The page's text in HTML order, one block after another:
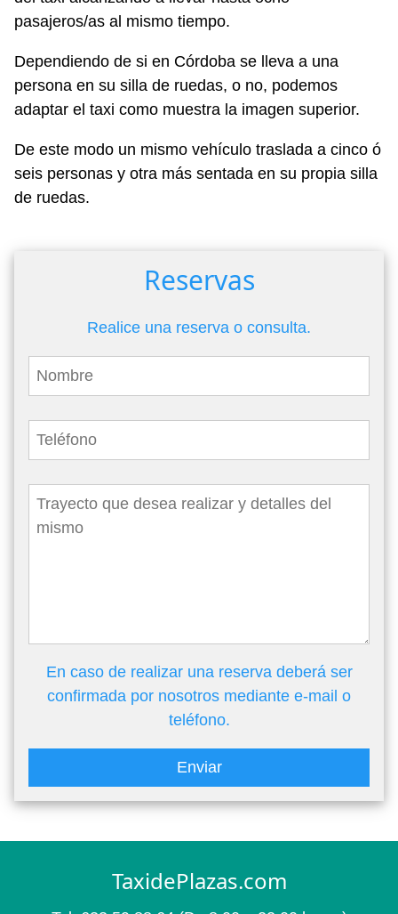
pasajeros/as al mismo tiempo.
Dependiendo de si en Córdoba se lleva a una
persona en su silla de ruedas, o no, podemos
adaptar el taxi como muestra la imagen superior.
De este modo un mismo vehículo traslada a cinco ó
seis personas y otra más sentada en su propia silla
de ruedas.
Reservas
Realice una reserva o consulta.
En caso de realizar una reserva deberá ser
confirmada por nosotros mediante e-mail o
teléfono.
Enviar
TaxidePlazas.com